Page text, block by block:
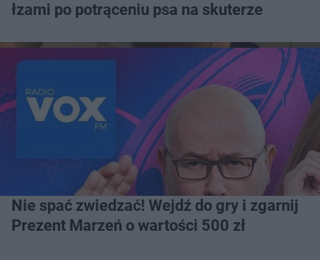
łzami po potrąceniu psa na skuterze
Nie spać zwiedzać! Wejdź do gry i zgarnij
Prezent Marzeń o wartości 500 zł